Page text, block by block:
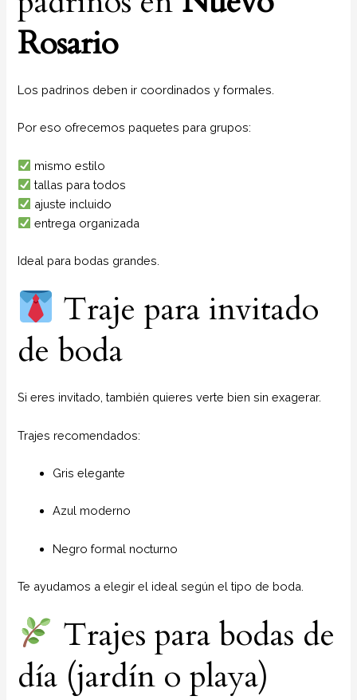
Rosario
Los padrinos deben ir coordinados y formales.
Por eso ofrecemos paquetes para grupos:
mismo estilo
tallas para todos
ajuste incluido
entrega organizada
Ideal para bodas grandes.
Traje para invitado
de boda
Si eres invitado, también quieres verte bien sin exagerar.
Trajes recomendados:
Gris elegante
Azul moderno
Negro formal nocturno
Te ayudamos a elegir el ideal según el tipo de boda.
Trajes para bodas de
día (jardín o playa)